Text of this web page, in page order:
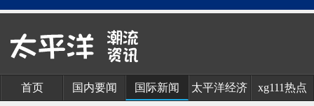
首页 国内要闻 国际新闻 太平洋经济 xg111热点